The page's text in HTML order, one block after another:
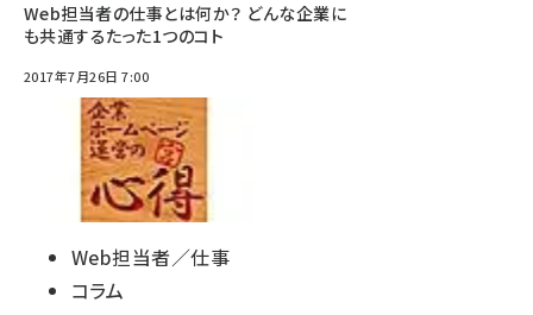
Web担当者の仕事とは何か？ どんな企業に
も共通するたった1つのコト
2017年7月26日 7:00
Web担当者／仕事
コラム